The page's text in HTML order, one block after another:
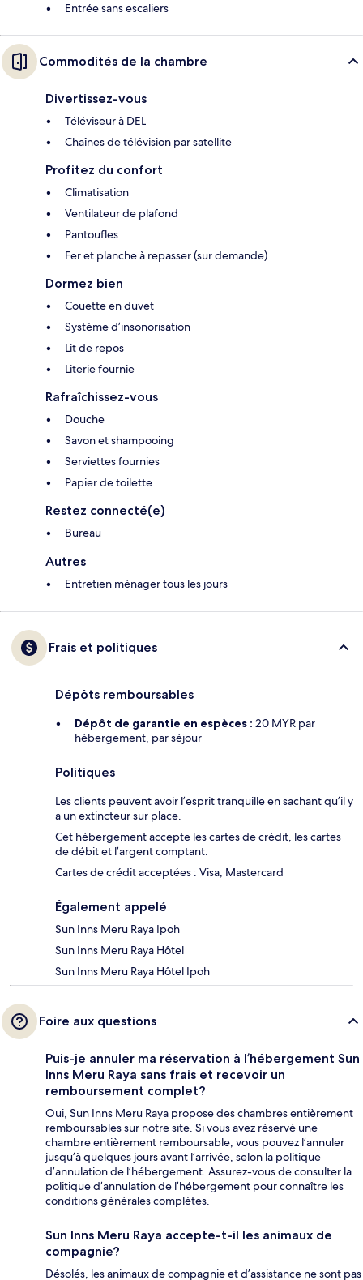
Entrée sans escaliers
Commodités de la chambre
Divertissez-vous
Téléviseur à DEL
Chaînes de télévision par satellite
Profitez du confort
Climatisation
Ventilateur de plafond
Pantoufles
Fer et planche à repasser (sur demande)
Dormez bien
Couette en duvet
Système d’insonorisation
Lit de repos
Literie fournie
Rafraîchissez-vous
Douche
Savon et shampooing
Serviettes fournies
Papier de toilette
Restez connecté(e)
Bureau
Autres
Entretien ménager tous les jours
Frais et politiques
Dépôts remboursables
Dépôt de garantie en espèces : 20 MYR par
hébergement, par séjour
Politiques
Les clients peuvent avoir l’esprit tranquille en sachant qu’il y
a un extincteur sur place.
Cet hébergement accepte les cartes de crédit, les cartes
de débit et l’argent comptant.
Cartes de crédit acceptées : Visa, Mastercard
Également appelé
Sun Inns Meru Raya Ipoh
Sun Inns Meru Raya Hôtel
Sun Inns Meru Raya Hôtel Ipoh
Foire aux questions
Puis-je annuler ma réservation à l’hébergement Sun
Inns Meru Raya sans frais et recevoir un
remboursement complet?
Oui, Sun Inns Meru Raya propose des chambres entièrement
remboursables sur notre site. Si vous avez réservé une
chambre entièrement remboursable, vous pouvez l’annuler
jusqu’à quelques jours avant l’arrivée, selon la politique
d’annulation de l’hébergement. Assurez-vous de consulter la
politique d’annulation de l’hébergement pour connaître les
conditions générales complètes.
Sun Inns Meru Raya accepte-t-il les animaux de
compagnie?
Désolés, les animaux de compagnie et d’assistance ne sont pas